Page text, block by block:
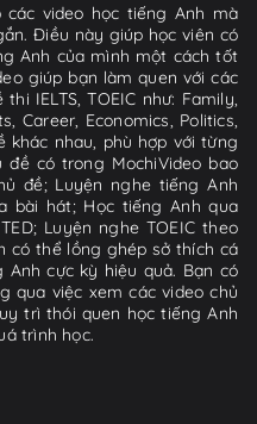
các video học tiếng Anh mà
Điều này giúp học viên có
Anh của mình một cách tốt
giúp bạn làm quen với các
IELTS, TOEIC như: Family,
Career, Economics, Politics,
khác nhau, phù hợp với từng
đề có trong MochiVideo bao
đề; Luyện nghe tiếng Anh
bài hát; Học tiếng Anh qua
Luyện nghe TOEIC theo
có thể lồng ghép sở thích cá
cực kỳ hiệu quả. Bạn có
qua việc xem các video chủ
trì thói quen học tiếng Anh
trình học.